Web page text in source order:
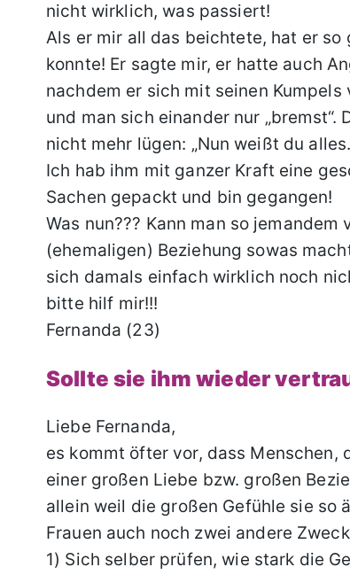
nicht wirklich, was passiert!
Als er mir all das beichtete, hat er
konnte! Er sagte mir, er hatte auch
nachdem er sich mit seinen
und man sich einander nur
nicht mehr lügen: „Nun weißt du
Ich hab ihm mit ganzer Kraft eine
Sachen gepackt und bin gegangen!
Was nun??? Kann man so
(ehemaligen) Beziehung sowas
sich damals einfach wirklich noch
bitte hilf mir!!!
Fernanda (23)
Sollte sie ihm wieder
Liebe Fernanda,
es kommt öfter vor, dass Menschen,
einer großen Liebe bzw. großen
allein weil die großen Gefühle sie so
Frauen auch noch zwei andere
1) Sich selber prüfen, wie stark die